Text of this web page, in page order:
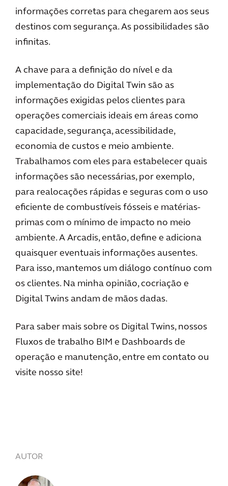
informações corretas para chegarem aos seus
destinos com segurança. As possibilidades são
infinitas.
A chave para a definição do nível e da
implementação do Digital Twin são as
informações exigidas pelos clientes para
operações comerciais ideais em áreas como
capacidade, segurança, acessibilidade,
economia de custos e meio ambiente.
Trabalhamos com eles para estabelecer quais
informações são necessárias, por exemplo,
para realocações rápidas e seguras com o uso
eficiente de combustíveis fósseis e matérias-
primas com o mínimo de impacto no meio
ambiente. A Arcadis, então, define e adiciona
quaisquer eventuais informações ausentes.
Para isso, mantemos um diálogo contínuo com
os clientes. Na minha opinião, cocriação e
Digital Twins andam de mãos dadas.
Para saber mais sobre os Digital Twins, nossos
Fluxos de trabalho BIM e Dashboards de
operação e manutenção, entre em contato ou
visite nosso site!
AUTOR